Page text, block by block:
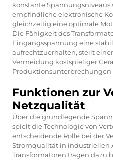
konstante Spannungsniveaus
empfindliche elektronische
gleichzeitig eine optimale
Die Fähigkeit des
Eingangsspannung eine
aufrechtzuerhalten, stellt
Vermeidung kostspieliger
Produktionsunterbrechungen
Funktionen zur
Netzqualität
Über die grundlegende
spielt die Technologie von
entscheidende Rolle bei der
Stromqualität in industriellen
Transformatoren tragen dazu